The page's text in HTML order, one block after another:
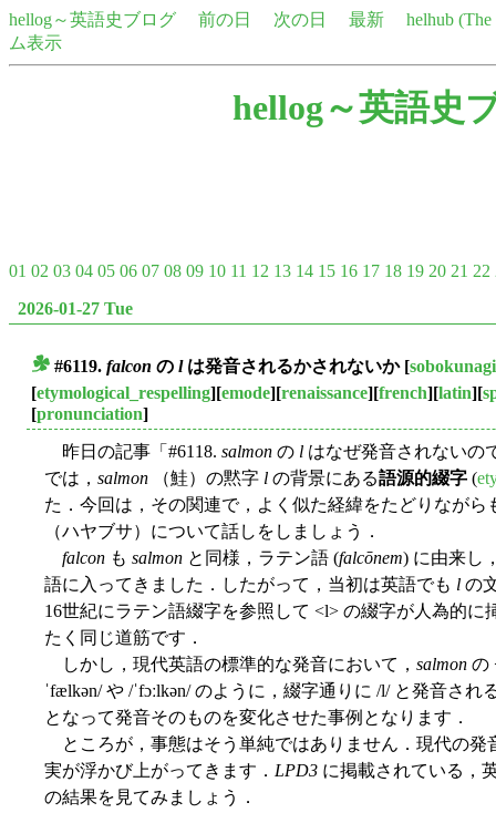
hellog～英語史ブログ 前の日 次の日 最新
helhub
ム表示
hellog～英語史
01 02 03 04 05 06 07 08 09 10 11 12 13 14 15 16 17 18 19 20 21 22
2026-01-27 Tue
#6119. falcon の lは発音されるかされないか[
[etymological_respelling][emode][renaissance][french][latin][
[pronunciation]
昨日の記事「#6118. salmon の l はなぜ発音されないの
では， salmon （鮭）の黙字 l の背景にある語源的綴字 (
た．今回は，その関連で，よく似た経緯をたどりなが
（ハヤブサ）について話しをしましょう．
falcon も salmon と同様，ラテン語 (falcōnem) に由来し
語に入ってきました．したがって，当初は英語でも l の
16世紀にラテン語綴字を参照して <l> の綴字が人為的
たく同じ道筋です．
しかし，現代英語の標準的な発音において， salmon の
ˈfælkən/ や /ˈfɔːlkən/ のように，綴字通りに /l/ と発音さ
となって発音そのものを変化させた事例となります．
ところが，事態はそう単純ではありません．現代の発
実が浮かび上がってきます． LPD3 に掲載されている，
の結果を見てみましょう．